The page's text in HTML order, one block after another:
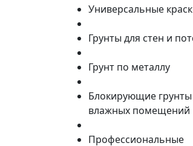
Универсальные
Грунты для стен и
Грунт по металлу
Блокирующие грунты
влажных помещений
Профессиональные